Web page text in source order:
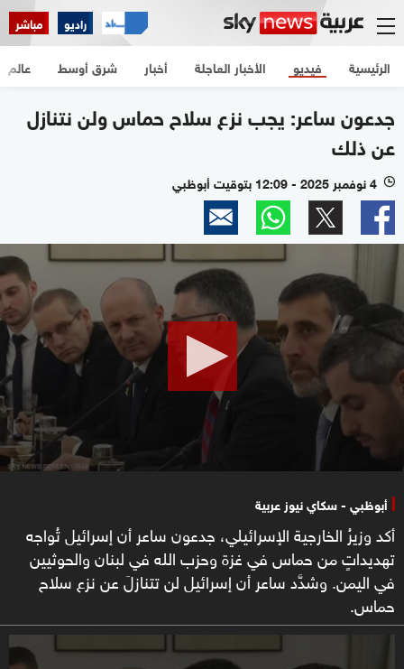
راديو مباشر
الرئيسية الأخبار العاجلة أخبار شرق أوسط عالم فيديو
جدعون ساعر: يجب نزع سلاح حماس ولن نتنازل
عن ذلك
l 4 نوفمبر 2025 - 12:09 بتوقيت أبوظبي
seconds
of
33
seconds
أبوظبي - سكاي نيوز عربية
أكد وزيرُ الخارجية الإسرائيلي، جدعون ساعر أن إسرائيل تُواجه
تهديداتٍ من حماس في غزة وحزب الله في لبنان والحوثيين
في اليمن. وشدَّد ساعر أن إسرائيل لن تتنازلَ عن نزع سلاح
حماس.